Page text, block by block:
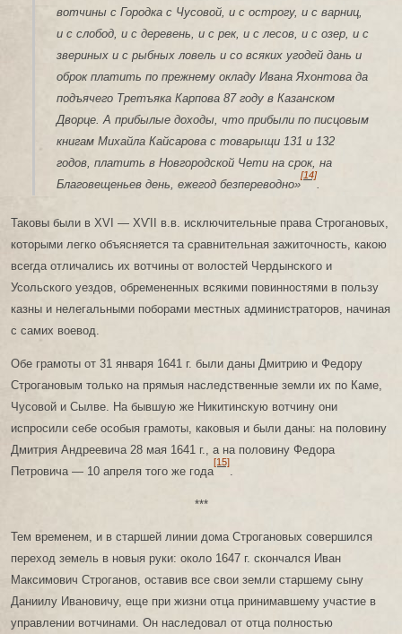
вотчины с Городка с Чусовой, и с острогу, и с варниц,
и с слобод, и с деревень, и с рек, и с лесов, и с озер, и с
звериных и с рыбных ловель и со всяких угодей дань и
оброк платить по прежнему окладу Ивана Яхонтова да
подъячего Третъяка Карпова 87 году в Казанском
Дворце. А прибылые доходы, что прибыли по писцовым
книгам Михайла Кайсарова с товарыщи 131 и 132
годов, платить в Новгородской Чети на срок, на
Благовещеньев день, ежегод безпереводно»
[14]
Таковы были в XVI — ХѴІІ в.в. исключительные права Строгановых,
которыми легко объясняется та сравнительная зажиточность, какою
всегда отличались их вотчины от волостей Чердынского и
Усольского уездов, обремененных всякими повинностями в пользу
казны и нелегальными поборами местных администраторов, начиная
с самих воевод.
Обе грамоты от 31 января 1641 г. были даны Дмитрию и Федору
Строгановым только на прямыя наследственные земли их по Каме,
Чусовой и Сылве. На бывшую же Никитинскую вотчину они
испросили себе особыя грамоты, каковыя и были даны: на половину
Дмитрия Андреевича 28 мая 1641 г., а на половину Федора
Петровича — 10 апреля того же года
[15]
***
Тем временем, и в старшей линии дома Строгановых совершился
переход земель в новыя руки: около 1647 г. скончался Иван
Максимович Строганов, оставив все свои земли старшему сыну
Даниилу Ивановичу, еще при жизни отца принимавшему участие в
управлении вотчинами. Он наследовал от отца полностью